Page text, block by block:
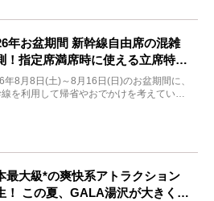
年お盆期間 新幹線自由席の混雑
！指定席満席時に使える立席特急
解説
年8月8日(土)～8月16日(日)のお盆期間に、
線を利用して帰省やおでかけを考えている
最大級*の爽快系アトラクション
！ この夏、GALA湯沢が大きく生